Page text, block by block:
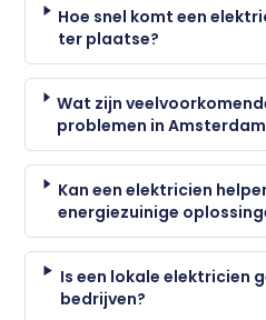
Hoe snel komt een
ter plaatse?
Wat zijn
problemen in
Kan een elektricien
energiezuinige
Is een lokale elektricien
bedrijven?